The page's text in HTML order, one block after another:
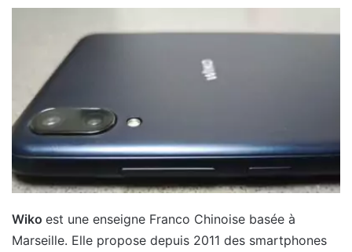
Wiko est une enseigne Franco Chinoise basée à
Marseille. Elle propose depuis 2011 des smartphones